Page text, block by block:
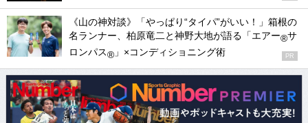
《山の神対談》「やっぱり“タイパ”がいい！」箱根の
名ランナー、柏原竜二と神野大地が語る「エアー®サ
ロンパス® 」×コンディショニング術 PR